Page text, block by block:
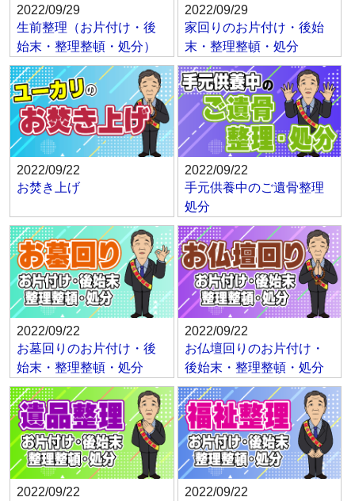
2022/09/29
生前整理（お片付け・後
始末・整理整頓・処分）
2022/09/29
家回りのお片付け・後始
末・整理整頓・処分
2022/09/22
お焚き上げ
2022/09/22
手元供養中のご遺骨整理
処分
2022/09/22
お墓回りのお片付け・後
始末・整理整頓・処分
2022/09/22
お仏壇回りのお片付け・
後始末・整理整頓・処分
2022/09/22
2022/09/22